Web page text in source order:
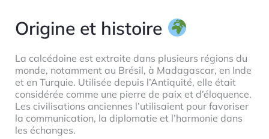
Origine et histoire
La calcédoine est extraite dans plusieurs régions du
monde, notamment au Brésil, à Madagascar, en Inde
et en Turquie. Utilisée depuis l’Antiquité, elle était
considérée comme une pierre de paix et d’éloquence.
Les civilisations anciennes l’utilisaient pour favoriser
la communication, la diplomatie et l’harmonie dans
les échanges.